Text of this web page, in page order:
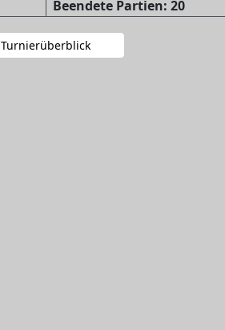
Beendete Partien: 20
Turnierüberblick